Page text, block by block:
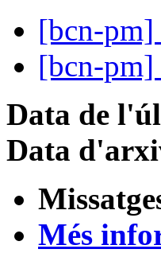
[bcn-
[bcn-pm]
Data de
Data
Més